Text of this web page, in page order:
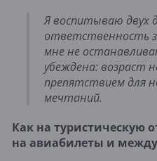
Я воспитываю двух
ответственность
мне не
убеждена: возраст
препятствием для
мечтаний.
Как на туристическую
на авиабилеты и